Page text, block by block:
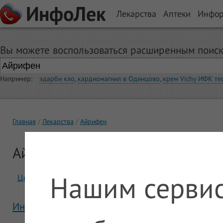
ИнфоЛек Лекарства Аптеки
Вы можете воспользоваться расширенным
Например: эдарби кло, кардиомагнил в Одинцово, крем Vichy ИФК
Главная Лекарства Айрифен
Айрифен
Цены Отзывы
Инструкция Айрифен
Нашим